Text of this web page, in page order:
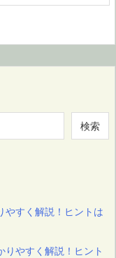
検索
やすく解説！ヒントは
りやすく解説！ヒント